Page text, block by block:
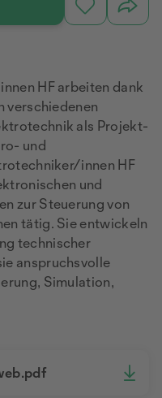
HF arbeiten dank
verschiedenen
als Projekt-
und
innen HF
und
zur Steuerung von
tätig. Sie entwickeln
technischer
anspruchsvolle
Simulation,